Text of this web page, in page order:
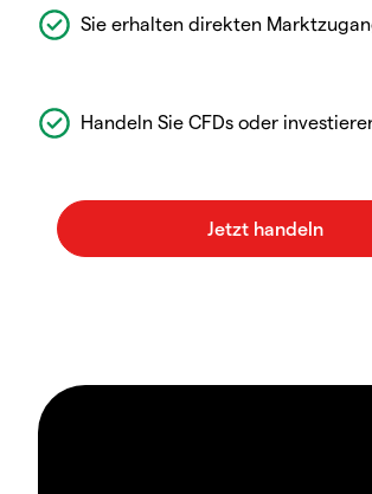
Sie erhalten direkten
Handeln Sie CFDs oder